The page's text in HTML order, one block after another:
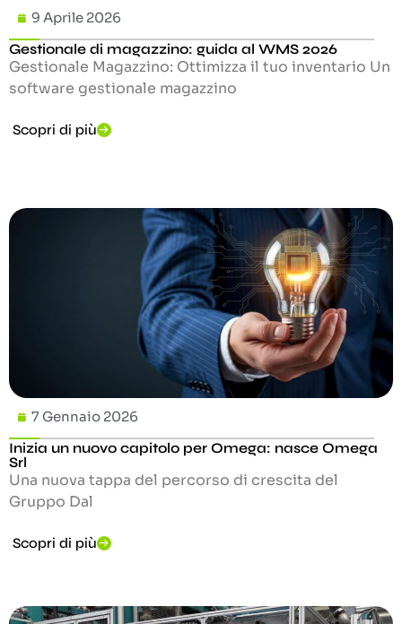
9 Aprile 2026
Gestionale di magazzino: guida al WMS 2026
Gestionale Magazzino: Ottimizza il tuo inventario Un
software gestionale magazzino
Scopri di più
7 Gennaio 2026
Inizia un nuovo capitolo per Omega: nasce Omega
Srl
Una nuova tappa del percorso di crescita del
Gruppo Dal
Scopri di più